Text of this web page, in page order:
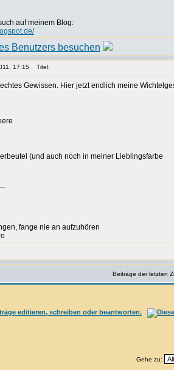
auf meinem Blog:
17:15 Titel:
Gewissen. Hier jetzt endlich meine
(und auch noch in meiner Lieblingsfarbe
fange nie an aufzuhören
Beiträge der letzten
Gehe zu: